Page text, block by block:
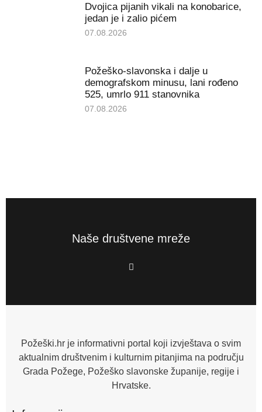
Dvojica pijanih vikali na konobarice,
jedan je i zalio pićem
07.08.2026
Požeško-slavonska i dalje u
demografskom minusu, lani rođeno
525, umrlo 911 stanovnika
07.08.2026
Naše društvene mreže
F
a
o
f
Požeški.hr je informativni portal koji izvještava o svim
aktualnim društvenim i kulturnim pitanjima na području
Grada Požege, Požeško slavonske županije, regije i
Hrvatske.